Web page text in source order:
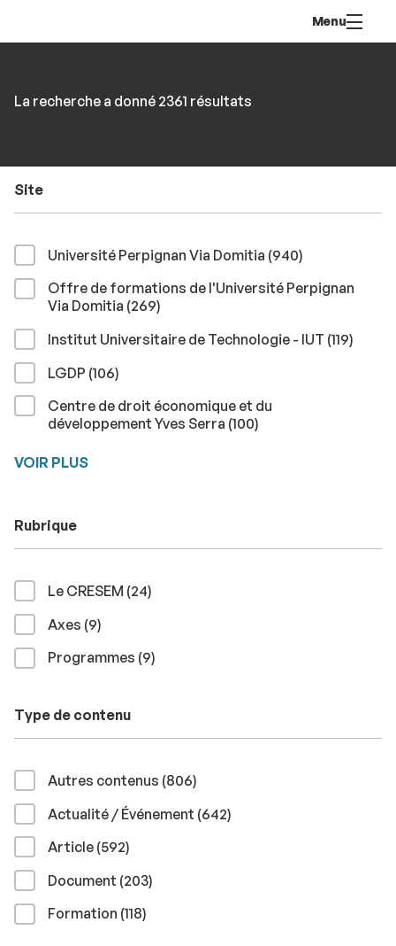
contenu
Menu
par
La recherche a donné 2361 résultats
Site
Université Perpignan Via Domitia (940résultats
)
Offre de formations de l'Université Perpignan
Via Domitia (269résultats
)
Institut Universitaire de Technologie - IUT (119)
LGDP (106résultats
)
Centre de droit économique et du
développement Yves Serra (100résultats
)
VOIR PLUS
Rubrique
Le CRESEM (24résultats
)
Axes (9résultats
)
Programmes (9résultats
)
Type de contenu
Autres contenus (806résultats
)
Actualité / Événement (642résultats
)
Article (592résultats
)
Document (203résultats
)
Formation (118résultats
)